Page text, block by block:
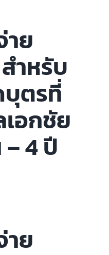
าย
ำหรับ
ตรที่
อกชัย
– 4 ปี
าย